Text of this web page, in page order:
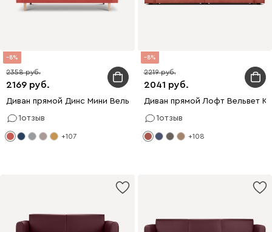
8
2169
2358
Диван прямой Динс Мини Вельвет Красный
1отзыв
+107
8
2041
2219
Диван прямой Лофт Вельвет
1отзыв
+108